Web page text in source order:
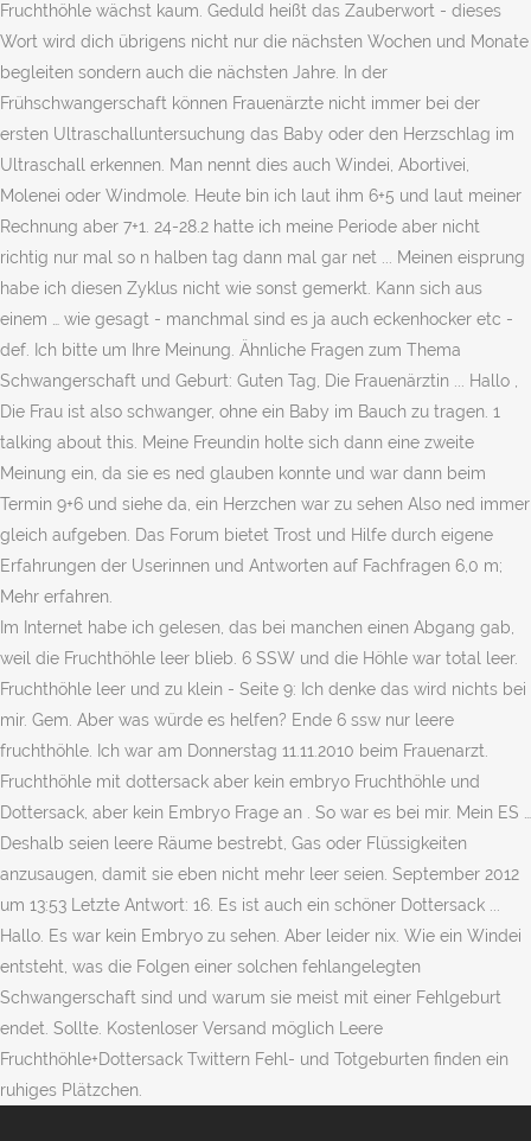
Fruchthöhle wächst kaum. Geduld heißt das Zauberwort - dieses
Wort wird dich übrigens nicht nur die nächsten Wochen und Monate
begleiten sondern auch die nächsten Jahre. In der
Frühschwangerschaft können Frauenärzte nicht immer bei der
ersten Ultraschalluntersuchung das Baby oder den Herzschlag im
Ultraschall erkennen. Man nennt dies auch Windei, Abortivei,
Molenei oder Windmole. Heute bin ich laut ihm 6+5 und laut meiner
Rechnung aber 7+1. 24-28.2 hatte ich meine Periode aber nicht
richtig nur mal so n halben tag dann mal gar net ... Meinen eisprung
habe ich diesen Zyklus nicht wie sonst gemerkt. Kann sich aus
einem … wie gesagt - manchmal sind es ja auch eckenhocker etc -
def. Ich bitte um Ihre Meinung. Ähnliche Fragen zum Thema
Schwangerschaft und Geburt: Guten Tag, Die Frauenärztin ... Hallo ,
Die Frau ist also schwanger, ohne ein Baby im Bauch zu tragen. 1
talking about this. Meine Freundin holte sich dann eine zweite
Meinung ein, da sie es ned glauben konnte und war dann beim
Termin 9+6 und siehe da, ein Herzchen war zu sehen Also ned immer
gleich aufgeben. Das Forum bietet Trost und Hilfe durch eigene
Erfahrungen der Userinnen und Antworten auf Fachfragen 6,0 m;
Mehr erfahren.
Im Internet habe ich gelesen, das bei manchen einen Abgang gab,
weil die Fruchthöhle leer blieb. 6 SSW und die Höhle war total leer.
Fruchthöhle leer und zu klein - Seite 9: Ich denke das wird nichts bei
mir. Gem. Aber was würde es helfen? Ende 6 ssw nur leere
fruchthöhle. Ich war am Donnerstag 11.11.2010 beim Frauenarzt.
Fruchthöhle mit dottersack aber kein embryo Fruchthöhle und
Dottersack, aber kein Embryo Frage an . So war es bei mir. Mein ES …
Deshalb seien leere Räume bestrebt, Gas oder Flüssigkeiten
anzusaugen, damit sie eben nicht mehr leer seien. September 2012
um 13:53 Letzte Antwort: 16. Es ist auch ein schöner Dottersack ...
Hallo. Es war kein Embryo zu sehen. Aber leider nix. Wie ein Windei
entsteht, was die Folgen einer solchen fehlangelegten
Schwangerschaft sind und warum sie meist mit einer Fehlgeburt
endet. Sollte. Kostenloser Versand möglich Leere
Fruchthöhle+Dottersack Twittern Fehl- und Totgeburten finden ein
ruhiges Plätzchen.